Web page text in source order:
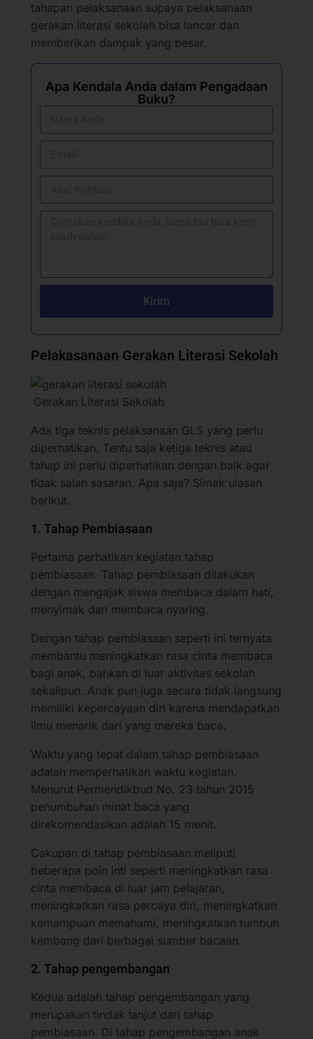
tahapan pelaksanaan supaya pelaksanaan
gerakan literasi sekolah bisa lancar dan
memberikan dampak yang besar.
Apa Kendala Anda dalam Pengadaan
Buku?
Kirim
Pelakasanaan Gerakan Literasi Sekolah
Gerakan Literasi Sekolah
Ada tiga teknis pelaksanaan GLS yang perlu
diperhatikan. Tentu saja ketiga teknis atau
tahap ini perlu diperhatikan dengan baik agar
tidak salah sasaran. Apa saja? Simak ulasan
berikut.
1. Tahap Pembiasaan
Pertama perhatikan kegiatan tahap
pembiasaan. Tahap pembiasaan dilakukan
dengan mengajak siswa membaca dalam hati,
menyimak dan membaca nyaring.
Dengan tahap pembiasaan seperti ini ternyata
membantu meningkatkan rasa cinta membaca
bagi anak, bahkan di luar aktivitas sekolah
sekalipun. Anak pun juga secara tidak langsung
memiliki kepercayaan diri karena mendapatkan
ilmu menarik dari yang mereka baca.
Waktu yang tepat dalam tahap pembiasaan
adalah memperhatikan waktu kegiatan.
Menurut Permendikbud No. 23 tahun 2015
penumbuhan minat baca yang
direkomendasikan adalah 15 menit.
Cakupan di tahap pembiasaan meliputi
beberapa poin inti seperti meningkatkan rasa
cinta membaca di luar jam pelajaran,
meningkatkan rasa percaya diri, meningkatkan
kemampuan memahami, meningkatkan tumbuh
kembang dari berbagai sumber bacaan.
2. Tahap pengembangan
Kedua adalah tahap pengembangan yang
merupakan tindak lanjut dari tahap
pembiasaan. Di tahap pengembangan anak